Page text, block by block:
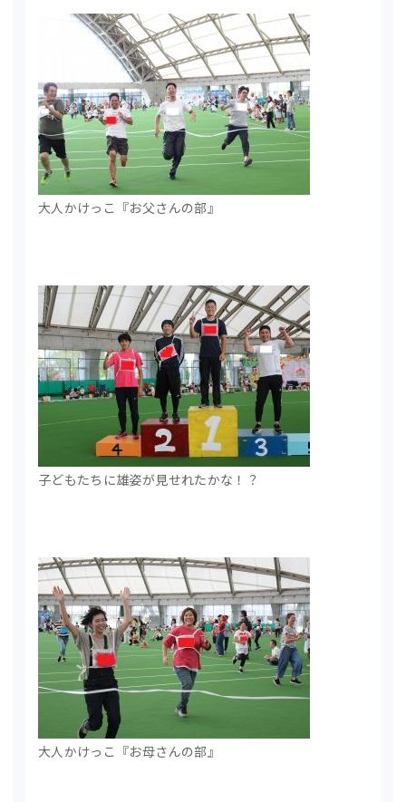
大人かけっこ『お父さんの部』
子どもたちに雄姿が見せれたかな！？
大人かけっこ『お母さんの部』